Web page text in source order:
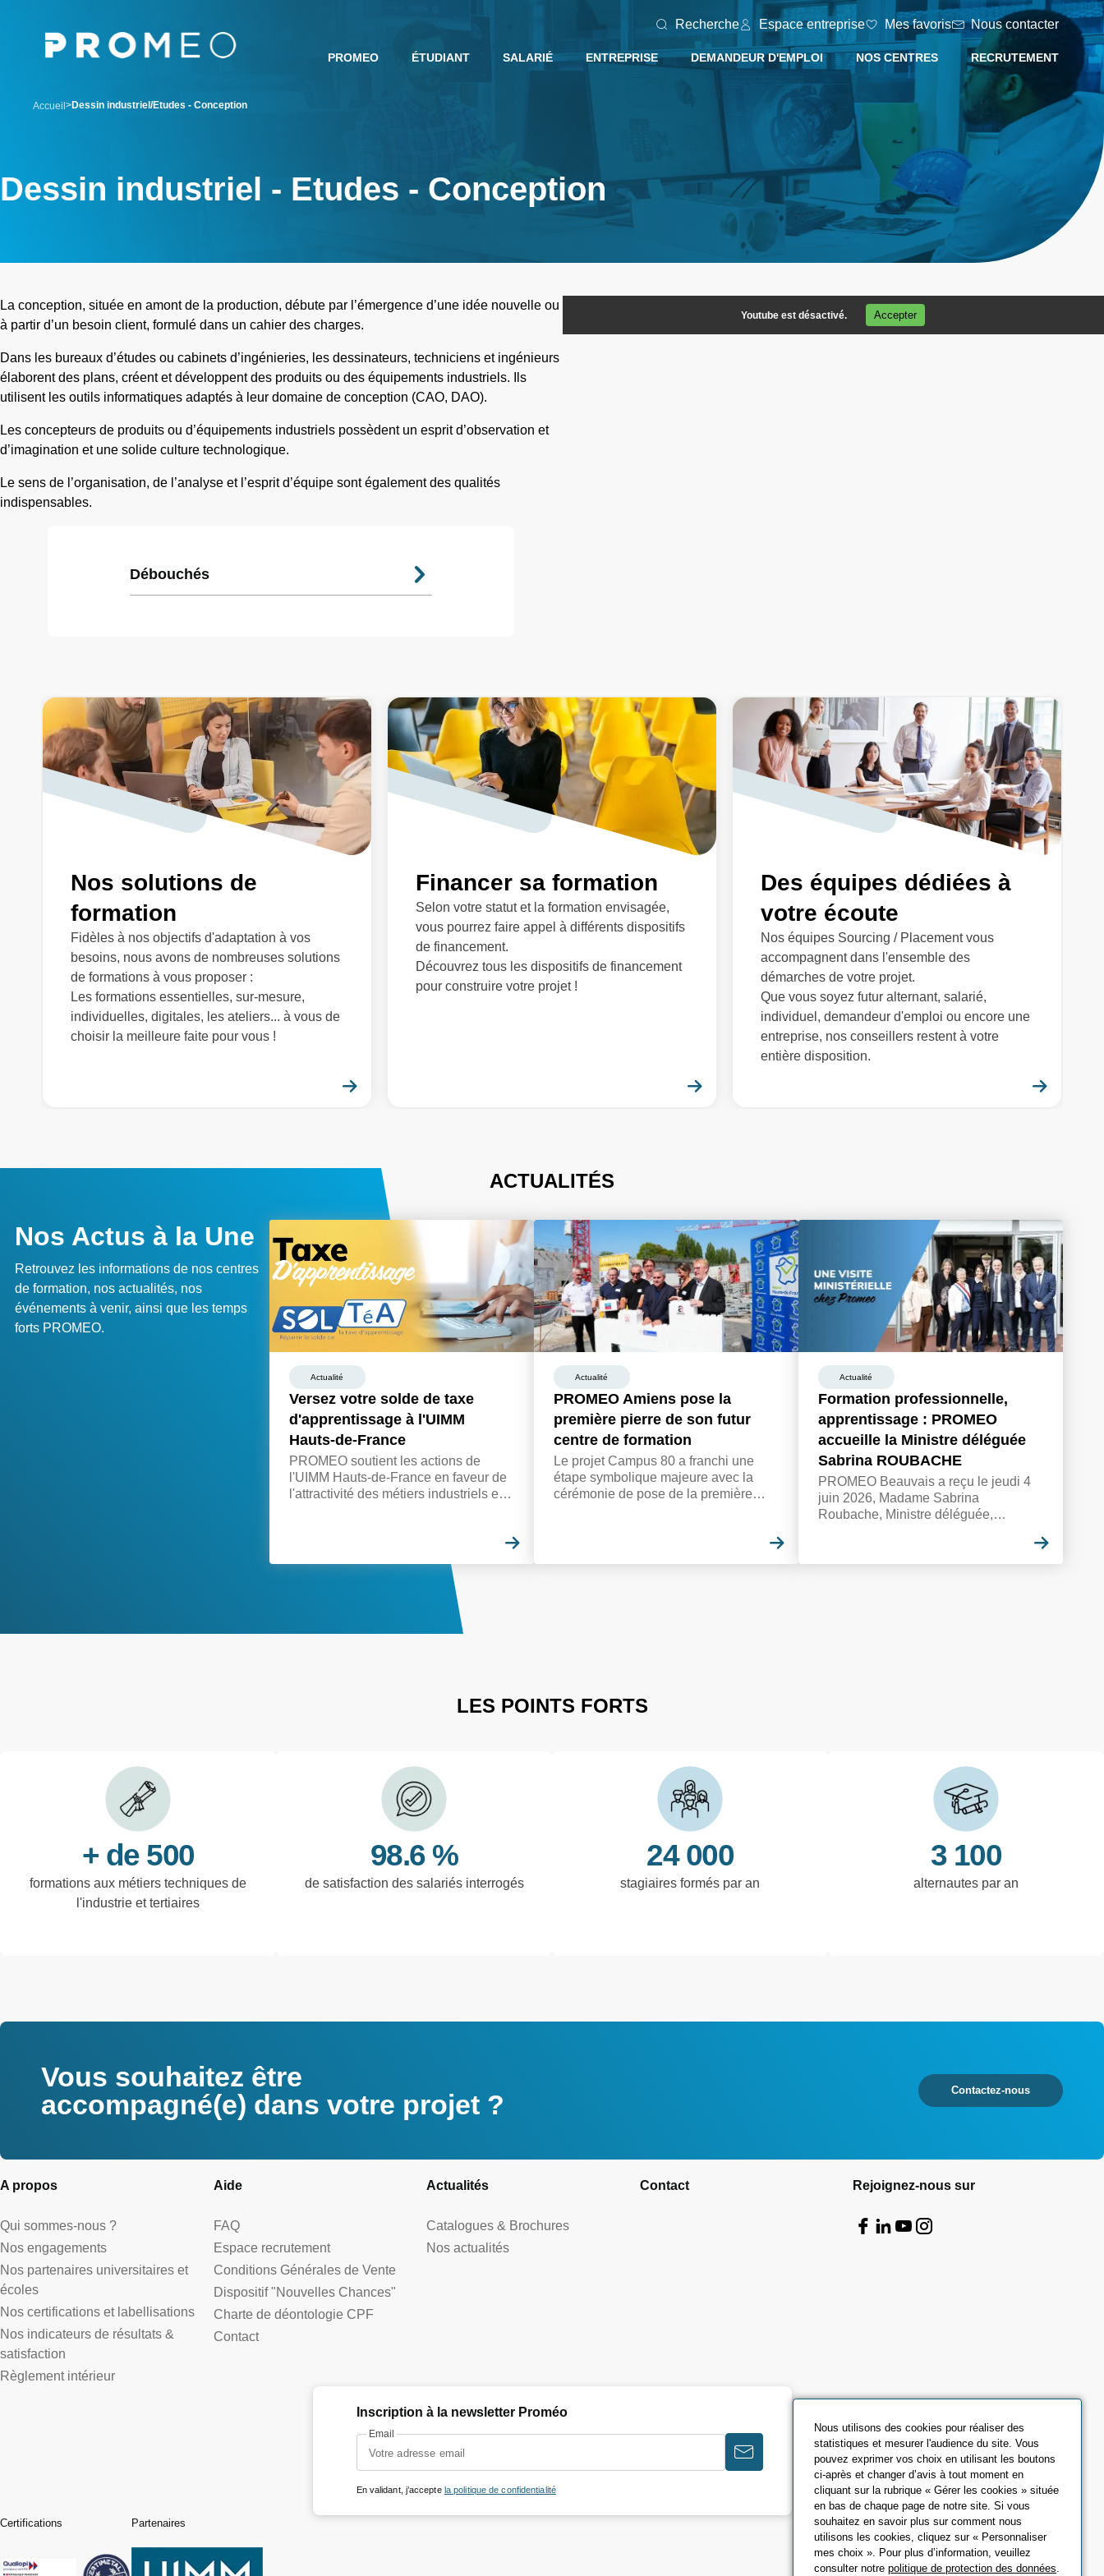
Recherche Espace entreprise Mes favoris Nous contacter
PROMEO ÉTUDIANT SALARIÉ ENTREPRISE DEMANDEUR D'EMPLOI NOS CENTRES RECRUTEMENT
Accueil Dessin industriel/Etudes - Conception
Dessin industriel - Etudes - Conception
La conception, située en amont de la production, débute par l’émergence d’une idée nouvelle ou
à partir d’un besoin client, formulé dans un cahier des charges.
Dans les bureaux d’études ou cabinets d’ingénieries, les dessinateurs, techniciens et ingénieurs
élaborent des plans, créent et développent des produits ou des équipements industriels. Ils
utilisent les outils informatiques adaptés à leur domaine de conception (CAO, DAO).
Les concepteurs de produits ou d’équipements industriels possèdent un esprit d’observation et
d’imagination et une solide culture technologique.
Le sens de l’organisation, de l’analyse et l’esprit d’équipe sont également des qualités
indispensables.
Débouchés
Youtube est désactivé. Accepter
Nos solutions de
formation
Fidèles à nos objectifs d'adaptation à vos
besoins, nous avons de nombreuses solutions
de formations à vous proposer :
Les formations essentielles, sur-mesure,
individuelles, digitales, les ateliers... à vous de
choisir la meilleure faite pour vous !
Financer sa formation
Selon votre statut et la formation envisagée,
vous pourrez faire appel à différents dispositifs
de financement.
Découvrez tous les dispositifs de financement
pour construire votre projet !
Des équipes dédiées à
votre écoute
Nos équipes Sourcing / Placement vous
accompagnent dans l'ensemble des
démarches de votre projet.
Que vous soyez futur alternant, salarié,
individuel, demandeur d'emploi ou encore une
entreprise, nos conseillers restent à votre
entière disposition.
ACTUALITÉS
Nos Actus à la Une
Retrouvez les informations de nos centres
de formation, nos actualités, nos
événements à venir, ainsi que les temps
forts PROMEO.
Actualité
Versez votre solde de taxe
d'apprentissage à l'UIMM
Hauts-de-France
PROMEO soutient les actions de
l'UIMM Hauts-de-France en faveur de
l'attractivité des métiers industriels et
Actualité
PROMEO Amiens pose la
première pierre de son futur
centre de formation
Le projet Campus 80 a franchi une
étape symbolique majeure avec la
cérémonie de pose de la première
Actualité
Formation professionnelle,
apprentissage : PROMEO
accueille la Ministre déléguée
Sabrina ROUBACHE
PROMEO Beauvais a reçu le jeudi 4
juin 2026, Madame Sabrina
Roubache, Ministre déléguée,
l'Apprentissage et Monsieur Jean-
LES POINTS FORTS
+ de 500
formations aux métiers techniques de
l'industrie et tertiaires
98.6 %
de satisfaction des salariés interrogés
24 000
stagiaires formés par an
3 100
alternautes par an
Vous souhaitez être
accompagné(e) dans votre projet ?
Contactez-nous
A propos
Qui sommes-nous ?
Nos engagements
Nos partenaires universitaires et
écoles
Nos certifications et labellisations
Nos indicateurs de résultats &
satisfaction
Règlement intérieur
Aide
FAQ
Espace recrutement
Conditions Générales de Vente
Dispositif "Nouvelles Chances"
Charte de déontologie CPF
Contact
Actualités
Catalogues & Brochures
Nos actualités
Contact Rejoignez-nous sur
Inscription à la newsletter Proméo
Email
En validant, j’accepte la politique de confidentialité
Certifications Partenaires
Nous utilisons des cookies pour réaliser des
statistiques et mesurer l'audience du site. Vous
pouvez exprimer vos choix en utilisant les boutons
ci-après et changer d’avis à tout moment en
cliquant sur la rubrique « Gérer les cookies » située
en bas de chaque page de notre site. Si vous
souhaitez en savoir plus sur comment nous
utilisons les cookies, cliquez sur « Personnaliser
mes choix ». Pour plus d’information, veuillez
consulter notrepolitique de protection des données.